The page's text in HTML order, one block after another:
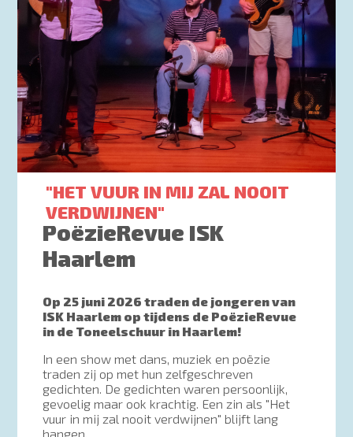
"HET VUUR IN MIJ ZAL NOOIT
VERDWIJNEN"
PoëzieRevue ISK
Haarlem
Op 25 juni 2026 traden de jongeren van
ISK Haarlem op tijdens de PoëzieRevue
in de Toneelschuur in Haarlem!
In een show met dans, muziek en poëzie
traden zij op met hun zelfgeschreven
gedichten. De gedichten waren persoonlijk,
gevoelig maar ook krachtig. Een zin als "Het
vuur in mij zal nooit verdwijnen" blijft lang
hangen.